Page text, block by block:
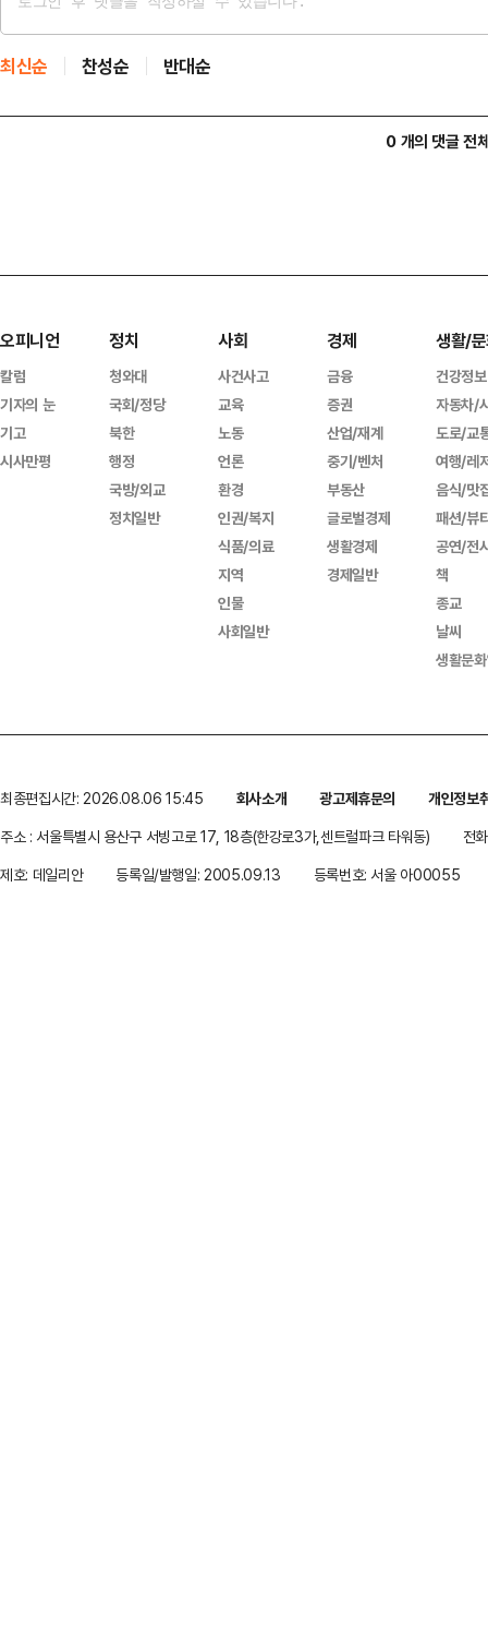
최신순 찬성순 반대순
0 개의 댓글 전
오피니언
칼럼
기자의 눈
기고
시사만평
정치
청와대
국회/정당
북한
행정
국방/외교
정치일반
사회
사건사고
교육
노동
언론
환경
인권/복지
식품/의료
지역
인물
사회일반
경제
금융
증권
산업/재계
중기/벤처
부동산
글로벌경제
생활경제
경제일반
생활/
건강정보
자동차/
도로/교
여행/레
음식/맛
패션/뷰
공연/전
책
종교
날씨
생활문
최종편집시간: 2026.08.06 15:45 회사소개 광고제휴문의
개인정보
주소 : 서울특별시 용산구 서빙고로 17, 18층(한강로3가,센트럴파크 타워동)
전
제호: 데일리안
등록일/발행일: 2005.09.13 등록번호: 서울 아00055